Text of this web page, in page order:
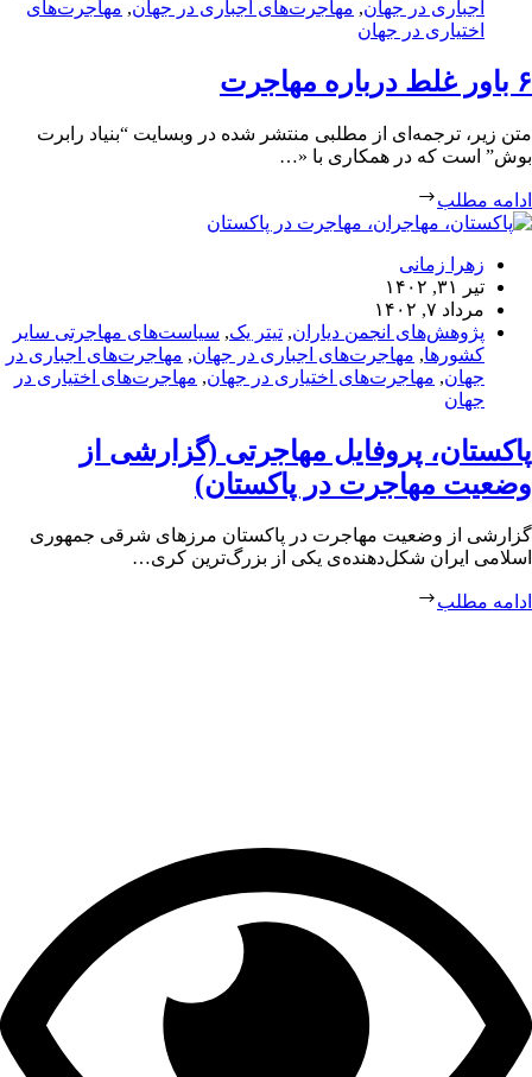
اجباری در جهان, مهاجرت‌های اجباری در جهان, مهاجرت‌های
اختیاری در جهان
۶ باور غلط درباره مهاجرت
متن زیر، ترجمه‌ای از مطلبی منتشر شده در وبسایت “بنیاد رابرت
بوش” است که در همکاری با «…
ادامه مطلب
زهرا زمانی
تیر ۳۱, ۱۴۰۲
مرداد ۷, ۱۴۰۲
پژوهش‌های انجمن دیاران, تیتر یک, سیاست‌های مهاجرتی سایر
کشورها, مهاجرت‌های اجباری در جهان, مهاجرت‌های اجباری در
جهان, مهاجرت‌های اختیاری در جهان, مهاجرت‌های اختیاری در
جهان
پاکستان، پروفایل مهاجرتی (گزارشی از
وضعیت مهاجرت در پاکستان)
گزارشی از وضعیت مهاجرت در پاکستان مرزهای شرقی جمهوری
اسلامی ایران شکل‌دهنده‌ی یکی از بزرگ‌ترین کری…
ادامه مطلب